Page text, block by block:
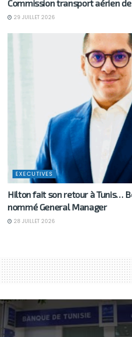
Commission transport aérien de
29 JUILLET 2026
EXECUTIVES
Hilton fait son retour à Tunis…
nommé General Manager
28 JUILLET 2026